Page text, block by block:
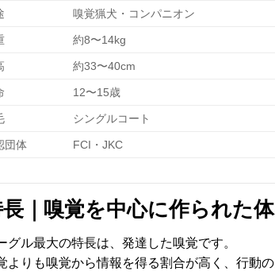
嗅覚猟犬・コンパニオン
約8〜14kg
約33〜40cm
12〜15歳
シングルコート
団体 FCI・JKC
｜嗅覚を中心に作られた
グル最大の特長は、発達した嗅覚です。
よりも嗅覚から情報を得る割合が高く、行動